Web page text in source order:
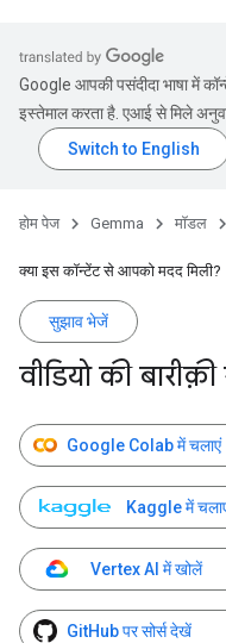
Google आपकी पसंदीदा भाषा में
इस्तेमाल करता है. एआई से मिले
होम पेज Gemma मॉडल
क्या इस कॉन्टेंट से आपको मदद मिली?
सुझाव भेजें
वीडियो की
Google Colab में चलाएं
Kaggle में
Vertex AI में खोलें
GitHub पर सोर्स देखें